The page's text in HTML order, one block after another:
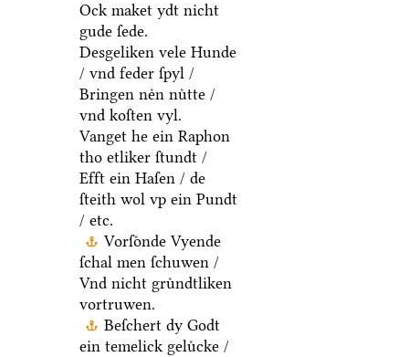
Ock maket ydt nicht
gude ſede.
Desgeliken vele Hunde
/ vnd feder ſpyl /
Bringen neͤn nuͤtte /
vnd koſten vyl.
Vanget he ein Raphon
tho etliker ſtundt /
Efft ein Haſen / de
ſteith wol vp ein Pundt
/ etc.
Vorſoͤnde Vyende
ſchal men ſchuwen /
Vnd nicht gruͤndtliken
vortruwen.
Beſchert dy Godt
ein temelick geluͤcke /